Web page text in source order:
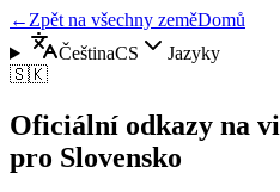
← Zpět na všechny zeměDomů
ČeštinaCS
Jazyky
🇸🇰
Oficiální odkazy na
pro Slovensko